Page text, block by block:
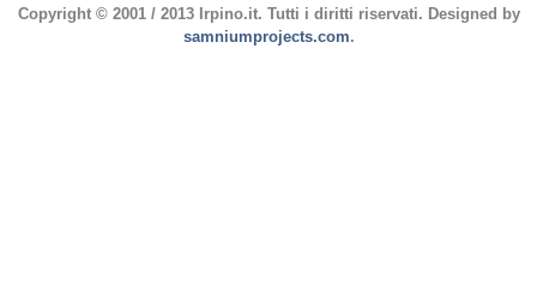
Copyright © 2001 / 2013 Irpino.it. Tutti i diritti riservati. Designed by
samniumprojects.com.